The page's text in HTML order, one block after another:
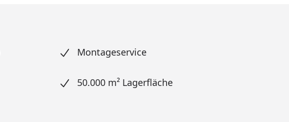
Montageservice
50.000 m² Lagerfläche